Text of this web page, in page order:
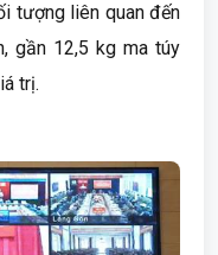
tượng liên quan đến
gần 12,5 kg ma túy
trị.